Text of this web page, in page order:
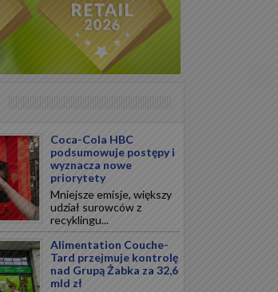
Coca-Cola HBC
podsumowuje postępy i
wyznacza nowe
priorytety
Mniejsze emisje, większy
udział surowców z
recyklingu...
Alimentation Couche-
Tard przejmuje kontrolę
nad Grupą Żabka za 32,6
mld zł